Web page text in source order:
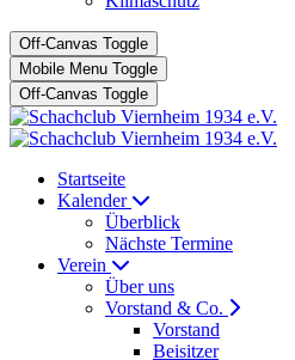
Off-Canvas Toggle
Mobile Menu Toggle
Off-Canvas Toggle
Startseite
Kalender
Überblick
Nächste Termine
Verein
Über uns
Vorstand & Co.
Vorstand
Beisitzer